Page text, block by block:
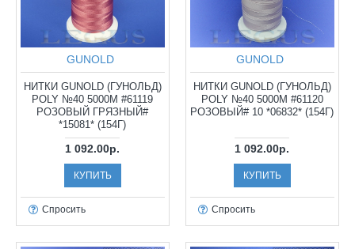
GUNOLD
НИТКИ GUNOLD (ГУНОЛЬД)
POLY №40 5000М #61119
РОЗОВЫЙ ГРЯЗНЫЙ#
*15081* (154Г)
1 092.00р.
КУПИТЬ
Спросить
GUNOLD
НИТКИ GUNOLD (ГУНОЛЬД)
POLY №40 5000М #61120
РОЗОВЫЙ# 10 *06832* (154Г)
1 092.00р.
КУПИТЬ
Спросить